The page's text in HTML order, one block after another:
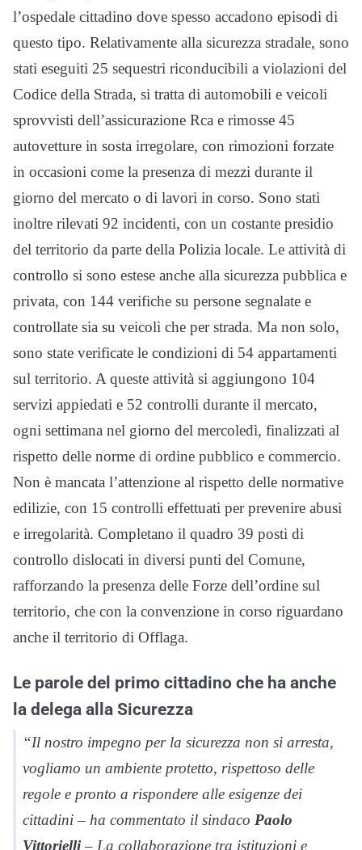
l’ospedale cittadino dove spesso accadono episodi di
questo tipo. Relativamente alla sicurezza stradale, sono
stati eseguiti 25 sequestri riconducibili a violazioni del
Codice della Strada, si tratta di automobili e veicoli
sprovvisti dell’assicurazione Rca e rimosse 45
autovetture in sosta irregolare, con rimozioni forzate
in occasioni come la presenza di mezzi durante il
giorno del mercato o di lavori in corso. Sono stati
inoltre rilevati 92 incidenti, con un costante presidio
del territorio da parte della Polizia locale. Le attività di
controllo si sono estese anche alla sicurezza pubblica e
privata, con 144 verifiche su persone segnalate e
controllate sia su veicoli che per strada. Ma non solo,
sono state verificate le condizioni di 54 appartamenti
sul territorio. A queste attività si aggiungono 104
servizi appiedati e 52 controlli durante il mercato,
ogni settimana nel giorno del mercoledì, finalizzati al
rispetto delle norme di ordine pubblico e commercio.
Non è mancata l’attenzione al rispetto delle normative
edilizie, con 15 controlli effettuati per prevenire abusi
e irregolarità. Completano il quadro 39 posti di
controllo dislocati in diversi punti del Comune,
rafforzando la presenza delle Forze dell’ordine sul
territorio, che con la convenzione in corso riguardano
anche il territorio di Offlaga.
Le parole del primo cittadino che ha anche
la delega alla Sicurezza
“Il nostro impegno per la sicurezza non si arresta,
vogliamo un ambiente protetto, rispettoso delle
regole e pronto a rispondere alle esigenze dei
cittadini – ha commentato il sindaco Paolo
Vittorielli– La collaborazione tra istituzioni e